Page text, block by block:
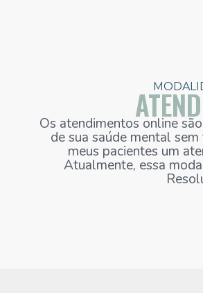
Os atendimentos online
de sua saúde mental
meus pacientes um
Atualmente, essa